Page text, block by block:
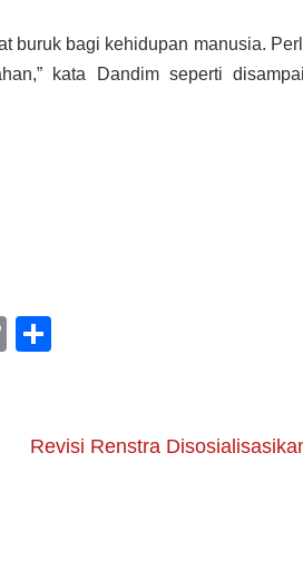
buruk bagi kehidupan manusia.
kata Dandim seperti
Copy
Revisi Renstra